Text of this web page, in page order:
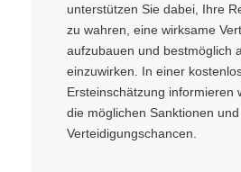
unterstützen Sie dabei, Ihre
zu wahren, eine wirksame
aufzubauen und bestmöglich
einzuwirken. In einer
Ersteinschätzung informieren
die möglichen Sanktionen
Verteidigungschancen.